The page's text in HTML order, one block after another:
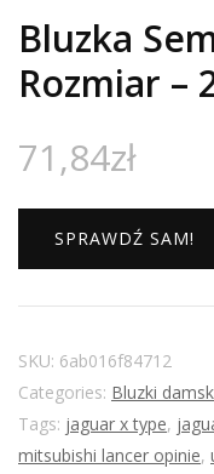
Bluzka
Rozmiar –
71,84zł
SPRAWDŹ SAM!
SKU: 6ab016f84712
Categories: Bluzki
Tags: jaguar x type,
mitsubishi lancer opinie,